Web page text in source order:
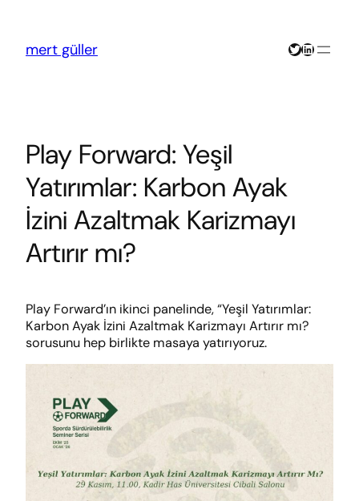
mert güller Twitter
LinkedIn
Play Forward: Yeşil
Yatırımlar: Karbon Ayak
İzini Azaltmak Karizmayı
Artırır mı?
Play Forward’ın ikinci panelinde, “Yeşil Yatırımlar:
Karbon Ayak İzini Azaltmak Karizmayı Artırır mı?
sorusunu hep birlikte masaya yatırıyoruz.